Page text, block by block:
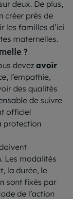
deux. De plus,
créer près de
les familles d’ici
maternelles.
?
devez avoir
l’empathie,
des qualités
de suivre
officiel
protection
Les modalités
la durée, le
sont fixés par
de l’action